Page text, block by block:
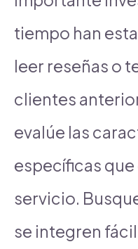
tiempo han
leer reseñas o
clientes
evalúe las
específicas
servicio.
se integren